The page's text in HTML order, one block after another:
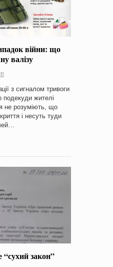
війни: що
валізу
з сигналом тривоги
жителі
не розуміють, що
і несуть туди
“сухий закон”